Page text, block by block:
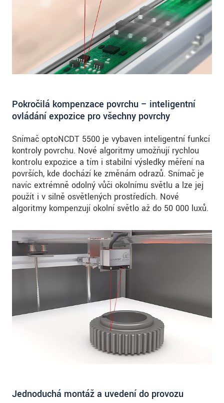
Pokročilá kompenzace povrchu – inteligentní
ovládání expozice pro všechny povrchy
Snímač optoNCDT 5500 je vybaven inteligentní funkcí
kontroly povrchu. Nové algoritmy umožňují rychlou
kontrolu expozice a tím i stabilní výsledky měření na
površích, kde dochází ke změnám odrazů. Snímač je
navíc extrémně odolný vůči okolnímu světlu a lze jej
použít i v silně osvětlených prostředích. Nové
algoritmy kompenzují okolní světlo až do 50 000 luxů.
Jednoduchá montáž a uvedení do provozu